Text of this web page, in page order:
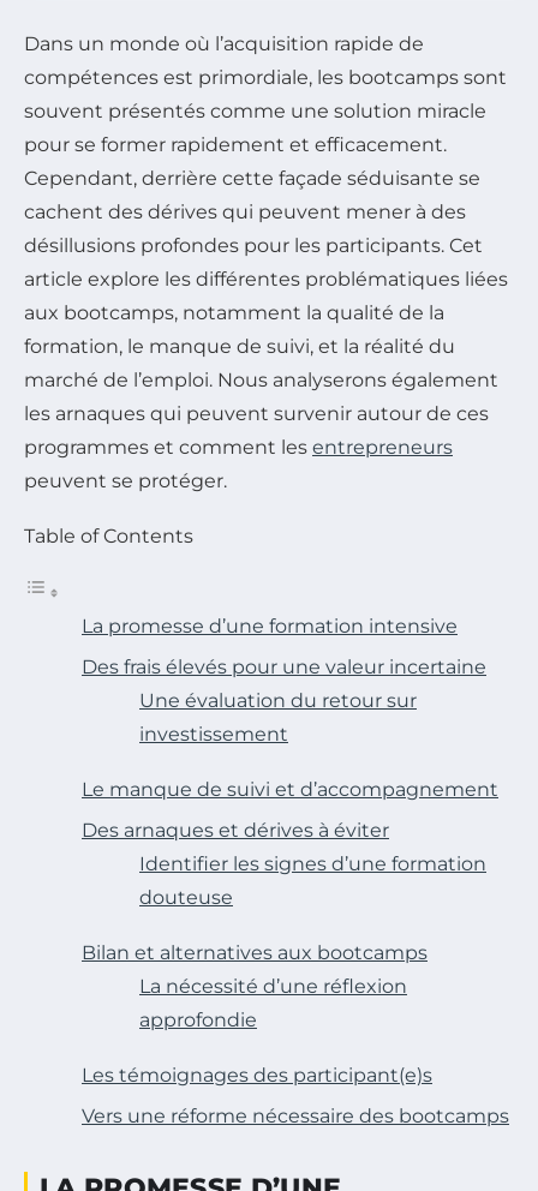
Dans un monde où l’acquisition rapide de
compétences est primordiale, les bootcamps sont
souvent présentés comme une solution miracle
pour se former rapidement et efficacement.
Cependant, derrière cette façade séduisante se
cachent des dérives qui peuvent mener à des
désillusions profondes pour les participants. Cet
article explore les différentes problématiques liées
aux bootcamps, notamment la qualité de la
formation, le manque de suivi, et la réalité du
marché de l’emploi. Nous analyserons également
les arnaques qui peuvent survenir autour de ces
programmes et comment les entrepreneurs
peuvent se protéger.
Table of Contents
La promesse d’une formation intensive
Des frais élevés pour une valeur incertaine
Une évaluation du retour sur
investissement
Le manque de suivi et d’accompagnement
Des arnaques et dérives à éviter
Identifier les signes d’une formation
douteuse
Bilan et alternatives aux bootcamps
La nécessité d’une réflexion
approfondie
Les témoignages des participant(e)s
Vers une réforme nécessaire des bootcamps